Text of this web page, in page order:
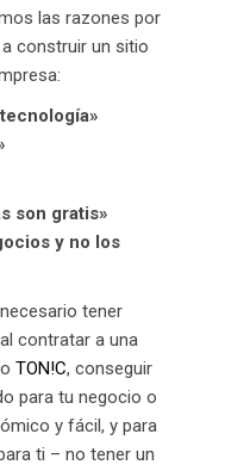
las razones por
construir un sitio
son gratis»
y no los
tener
contratar a una
TON!C, conseguir
para tu negocio o
y fácil, y para
ti – no tener un